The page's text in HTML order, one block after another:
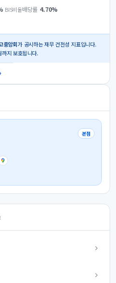
BIS비율배당률 4.70%
중앙회가 공시하는 재무 건전성 지표입니다.
지 보호됩니다.
본점